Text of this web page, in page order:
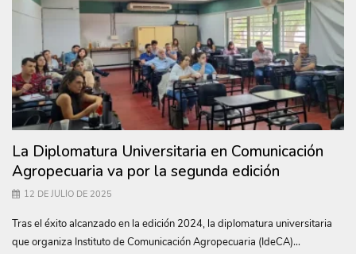
La Diplomatura Universitaria en Comunicación
Agropecuaria va por la segunda edición
12 DE JULIO DE 2025
Tras el éxito alcanzado en la edición 2024, la diplomatura universitaria
que organiza Instituto de Comunicación Agropecuaria (IdeCA)...